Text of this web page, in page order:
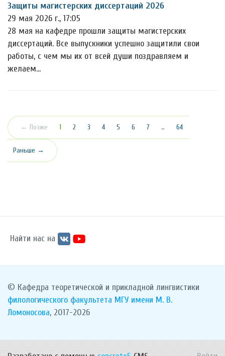
Защиты магистерских диссертаций 2026
29 мая 2026 г., 17:05
28 мая на кафедре прошли защиты магистерских
диссертаций. Все выпускники успешно защитили свои
работы, с чем мы их от всей души поздравляем и
желаем…
← Позже 1 (текущая)
2 3 4 5 6 7 … 64
Раньше →
Найти нас на
© Кафедра теоретической и прикладной лингвистики
филологического факультета МГУ имени М. В.
Ломоносова, 2017-2026